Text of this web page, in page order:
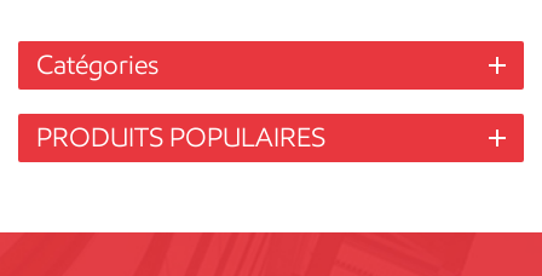
Catégories
PRODUITS POPULAIRES